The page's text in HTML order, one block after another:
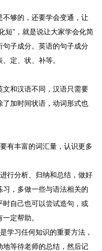
够的，还要学会变通，让
短”，就是说让大家学会化简
子成分。英语的句子成分
定、状、补等。
和汉语不同，汉语只需要
加时间状语，动词形式也
丰富的词汇量，认识更多
分析、归纳和总结，做好
，多做一些与语法相关的
自己也可以尝试造句，或
定帮助。
习任何知识的重要方法，
等待老师的总结，然后记